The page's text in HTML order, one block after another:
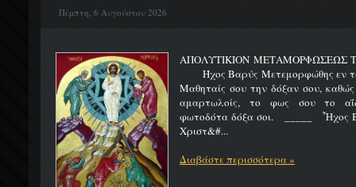
Πέμπτη, 6 Αυγούστου 2026
ΑΠΟΛΥΤΙΚΙΟΝ
Ήχος Βαρύς Μετεμορφώθης εν τω
Μαθηταίς σου την δόξαν σου,
αμαρτωλοίς, το φως σου το
φωτοδότα δόξα σοι. _____ Ἦχος
Χριστ&#...
Διαβάστε περισσότερα »